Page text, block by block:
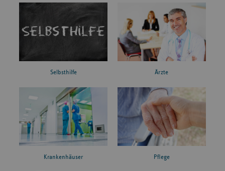
Selbsthilfe Ärzte
Krankenhäuser Pflege